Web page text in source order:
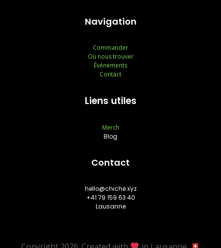
Navigation
Liens utiles
Contact
Commander
Où nous trouver
Événements
Contact
Merch
Blog
hello@chiche.xyz
+41 79 159 63 40
Lausanne